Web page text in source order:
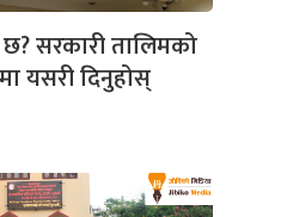
सरकारी तालिमको
यसरी दिनुहोस्